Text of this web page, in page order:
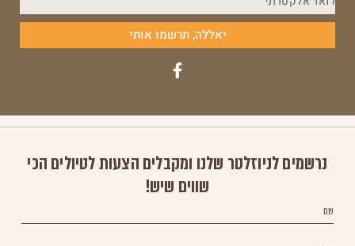
יאללה, תרשמו אותי
נרשמים לניוזלטר שלנו ומקבלים הצעות לטיולים הכי
שווים שיש!